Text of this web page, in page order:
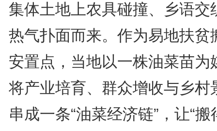
集体土地上农具碰撞、乡语交
热气扑面而来。作为易地扶贫
安置点，当地以一株油菜苗为
将产业培育、群众增收与乡村
串成一条“油菜经济链”，让“搬